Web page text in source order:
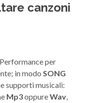
canzoni
per
in modo SONG
supporti musicali:
Mp3oppureWav,